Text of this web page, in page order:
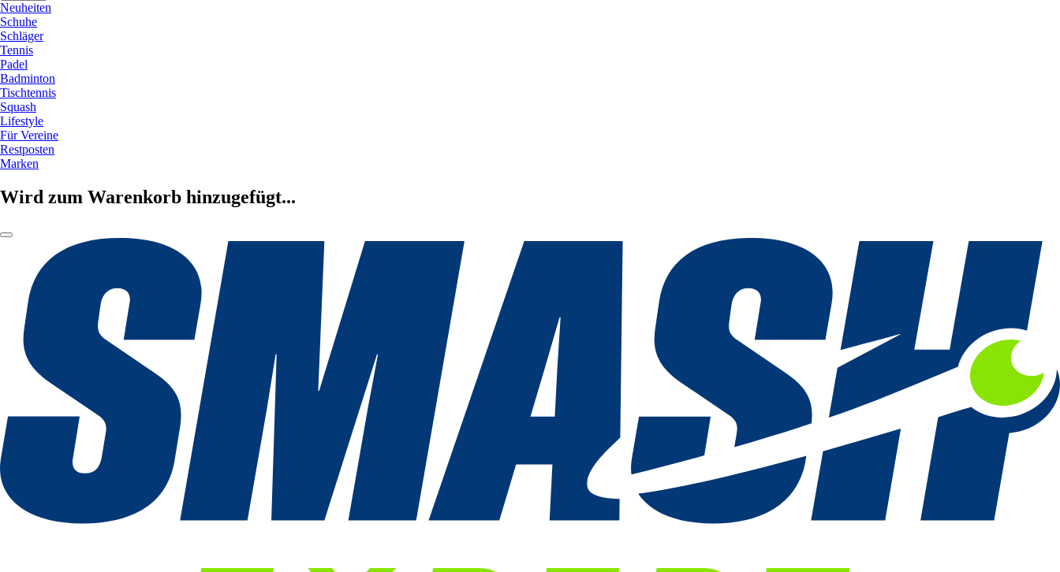
Neuheiten
Schuhe
Schläger
Tennis
Padel
Badminton
Tischtennis
Squash
Lifestyle
Für Vereine
Restposten
Marken
Wird zum Warenkorb hinzugefügt...